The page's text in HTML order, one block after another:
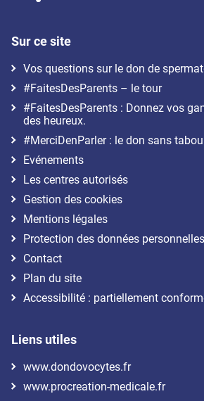
Sur ce site
Vos questions sur le don de
#FaitesDesParents – le tour
#FaitesDesParents : Donnez vos
des heureux.
#MerciDenParler : le don sans tabou
Evénements
Les centres autorisés
Gestion des cookies
Mentions légales
Protection des données personnelles
Contact
Plan du site
Accessibilité : partiellement
Liens utiles
www.dondovocytes.fr
www.procreation-medicale.fr